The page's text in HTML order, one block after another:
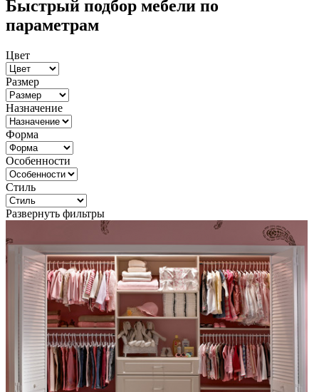
Быстрый подбор мебели по
параметрам
Цвет
Размер
Назначение
Форма
Особенности
Стиль
Развернуть фильтры